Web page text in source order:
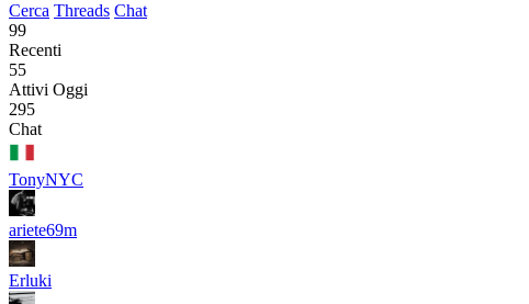
Cerca Threads Chat
99
Recenti
55
Attivi Oggi
295
Chat
TonyNYC
ariete69m
Erluki